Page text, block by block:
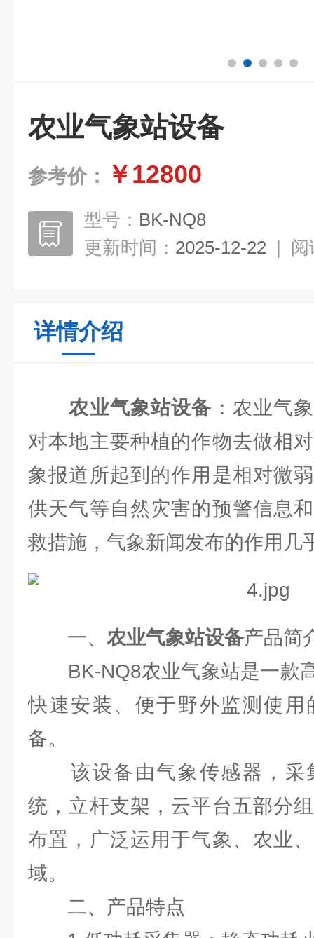
农业气象站设备
参考价： ￥12800
型号： BK-NQ8
更新时间： 2025-12-22 | 阅
详情介绍
农业气象站设备 ：农业气
对本地主要种植的作物去做相
象报道所起到的作用是相对微
供天气等自然灾害的预警信息
救措施，气象新闻发布的作用几
一、 农业气象站设备产品简
BK-NQ8农业气象站是一款
快速安装、便于野外监测使用
备。
该设备由气象传感器，采
统，立杆支架，云平台五部分
布置，广泛运用于气象、农业
域。
二、产品特点